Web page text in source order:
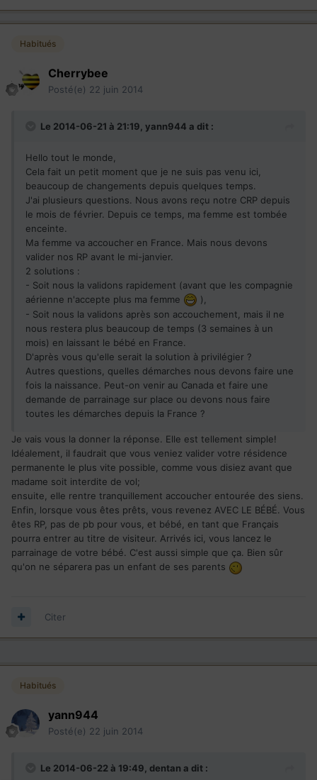
Habitués
Cherrybee
Posté(e) 22 juin 2014
Le 2014-06-21 à 21:19, yann944 a dit :
Hello tout le monde,
Cela fait un petit moment que je ne suis pas venu ici,
beaucoup de changements depuis quelques temps.
J'ai plusieurs questions. Nous avons reçu notre CRP depuis
le mois de février. Depuis ce temps, ma femme est tombée
enceinte.
Ma femme va accoucher en France. Mais nous devons
valider nos RP avant le mi-janvier.
2 solutions :
- Soit nous la validons rapidement (avant que les compagnie
aérienne n'accepte plus ma femme
),
- Soit nous la validons après son accouchement, mais il ne
nous restera plus beaucoup de temps (3 semaines à un
mois) en laissant le bébé en France.
D'après vous qu'elle serait la solution à privilégier ?
Autres questions, quelles démarches nous devons faire une
fois la naissance. Peut-on venir au Canada et faire une
demande de parrainage sur place ou devons nous faire
toutes les démarches depuis la France ?
Je vais vous la donner la réponse. Elle est tellement simple!
Idéalement, il faudrait que vous veniez valider votre résidence
permanente le plus vite possible, comme vous disiez avant que
madame soit interdite de vol;
ensuite, elle rentre tranquillement accoucher entourée des siens.
Enfin, lorsque vous êtes prêts, vous revenez AVEC LE BÉBÉ. Vous
êtes RP, pas de pb pour vous, et bébé, en tant que Français
pourra entrer au titre de visiteur. Arrivés ici, vous lancez le
parrainage de votre bébé. C'est aussi simple que ça. Bien sûr
qu'on ne séparera pas un enfant de ses parents
Citer
Habitués
yann944
Posté(e) 22 juin 2014
Le 2014-06-22 à 19:49, dentan a dit :